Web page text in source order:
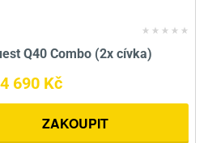
Q40 Combo (2x cívka)
690 Kč
ZAKOUPIT